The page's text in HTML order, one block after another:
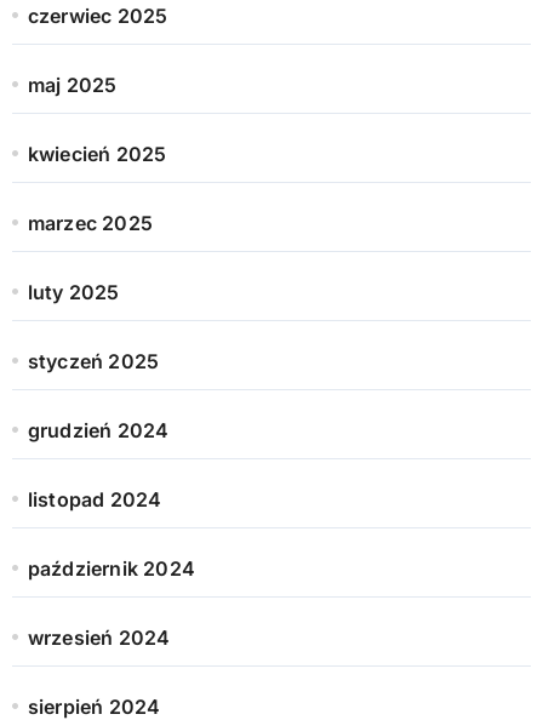
czerwiec 2025
maj 2025
kwiecień 2025
marzec 2025
luty 2025
styczeń 2025
grudzień 2024
listopad 2024
październik 2024
wrzesień 2024
sierpień 2024